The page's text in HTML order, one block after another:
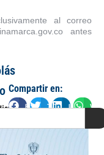
al correo
antes
Compartir en:
FacebookTwitterLinkedIn